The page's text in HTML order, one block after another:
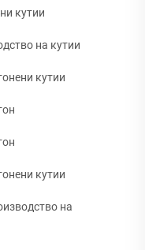
кутии
на кутии
кутии
кутии
на